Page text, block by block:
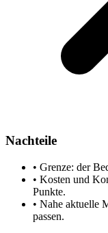
Nachteile
• Grenze: der
• Kosten und
Punkte.
• Nahe aktuelle
passen.